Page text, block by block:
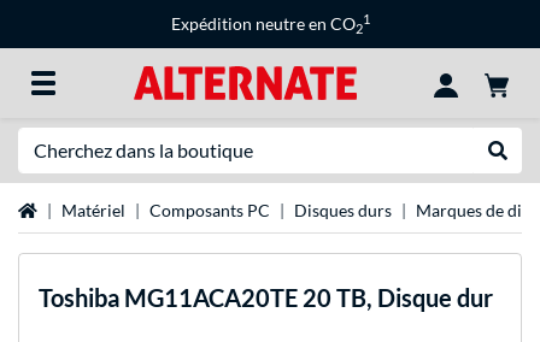
Expédition neutre en CO2
1
Page d'accueil
Matériel Composants PC Disques durs Marques de
Toshiba MG11ACA20TE 20 TB, Disque dur